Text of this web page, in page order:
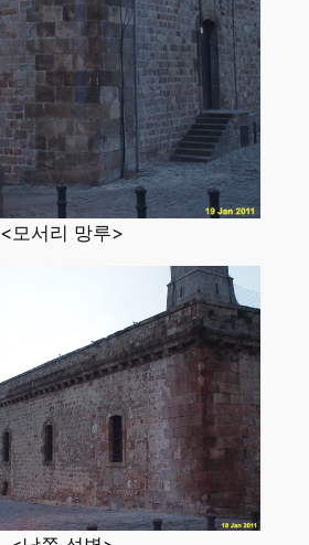
<모서리 망루>